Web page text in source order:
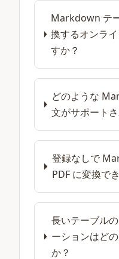
Markdown テ
換するオンラ
すか？
どのような
文がサポート
登録なしで
PDF に変換で
長いテーブル
ーションはど
か？